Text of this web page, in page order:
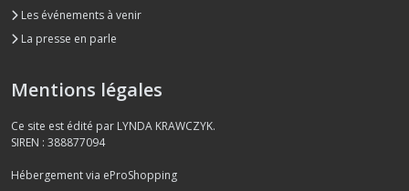
Les événements à venir
La presse en parle
Mentions légales
Ce site est édité par LYNDA KRAWCZYK.
SIREN : 388877094
Hébergement via eProShopping